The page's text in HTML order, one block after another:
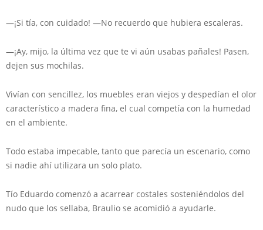
—¡Si tía, con cuidado! —No recuerdo que hubiera escaleras.
—¡Ay, mijo, la última vez que te vi aún usabas pañales! Pasen,
dejen sus mochilas.
Vivían con sencillez, los muebles eran viejos y despedían el olor
característico a madera fina, el cual competía con la humedad
en el ambiente.
Todo estaba impecable, tanto que parecía un escenario, como
si nadie ahí utilizara un solo plato.
Tío Eduardo comenzó a acarrear costales sosteniéndolos del
nudo que los sellaba, Braulio se acomidió a ayudarle.